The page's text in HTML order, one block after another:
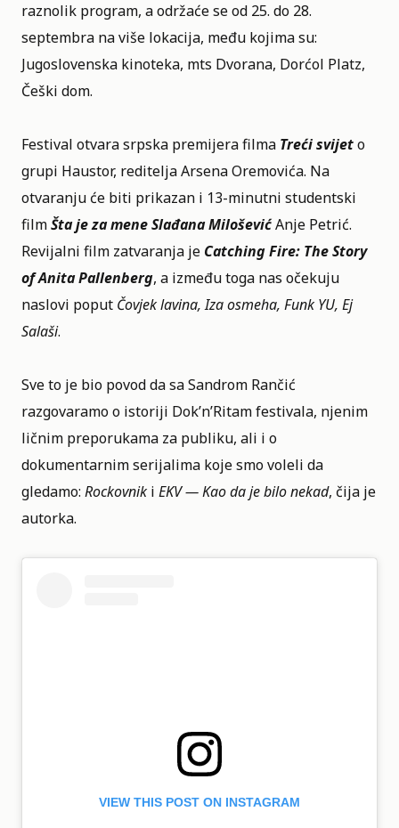
raznolik program, a održaće se od 25. do 28.
septembra na više lokacija, među kojima su:
Jugoslovenska kinoteka, mts Dvorana, Dorćol Platz,
Češki dom.
Festival otvara srpska premijera filma Treći svijeto
grupi Haustor, reditelja Arsena Oremovića.​​​​​ Na
otvaranju će biti prikazan i 13-minutni studentski
filmŠta je za mene Slađana MiloševićAnje Petrić.
Revijalni film zatvaranja je Catching Fire: The Story
of Anita Pallenberg, a između toga nas očekuju
naslovi poput Čovjek lavina, Iza osmeha, Funk YU, Ej
Salaši.
Sve to je bio povod da sa Sandrom Rančić
razgovaramo o istoriji Dok’n’Ritam festivala, njenim
ličnim preporukama za publiku, ali i o
dokumentarnim serijalima koje smo voleli da
gledamo: Rockovnik i EKV — Kao da je bilo nekad, čija je
autorka.
VIEW THIS POST ON INSTAGRAM